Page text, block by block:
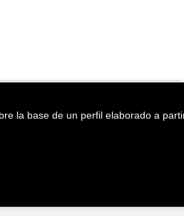
la base de un perfil elaborado a